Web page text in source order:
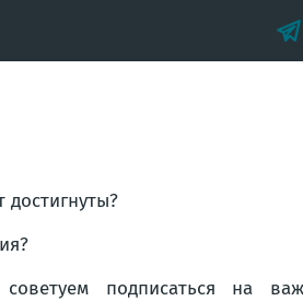
достигнуты?
подписаться на